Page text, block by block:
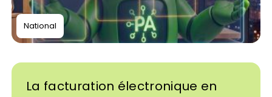
National
La facturation électronique en